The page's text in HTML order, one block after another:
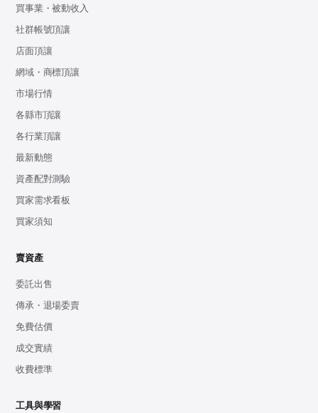
買事業・被動收入
社群帳號頂讓
店面頂讓
網域・商標頂讓
市場行情
各縣市頂讓
各行業頂讓
最新動態
資產配對測驗
買家需求看板
買家須知
賣資產
委託出售
傳承・退場委賣
免費估價
成交實績
收費標準
工具與學習